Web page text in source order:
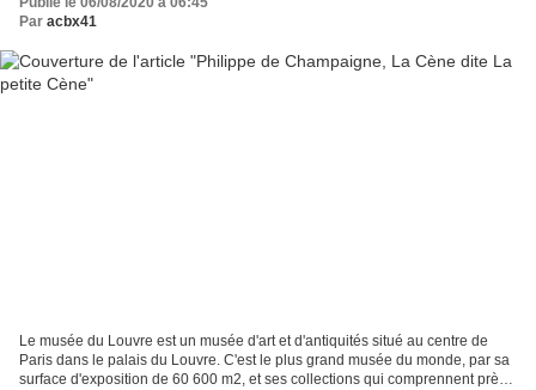
Par acbx41
Le musée du Louvre est un musée d'art et d'antiquités situé au centre de
Paris dans le palais du Louvre. C'est le plus grand musée du monde, par sa
surface d'exposition de 60 600 m2, et ses collections qui comprennent près